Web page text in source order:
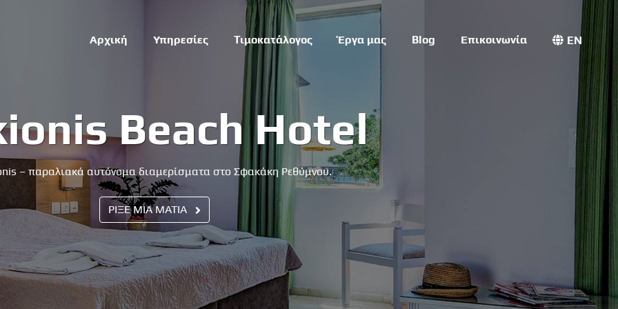
Αρχική Υπηρεσίες Τιμοκατάλογος Έργα μας Blog Επικοινωνία EN
Beach Hotel
– παραλιακά αυτόνομα διαμερίσματα στο Σφακάκη Ρεθύμνου.
ΡΙΞΕ ΜΙΑ ΜΑΤΙΑ